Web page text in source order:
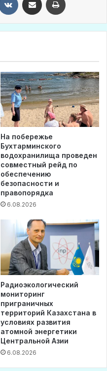
На побережье
Бухтарминского
водохранилища проведен
совместный рейд по
обеспечению
безопасности и
правопорядка
6.08.2026
Радиоэкологический
мониторинг
приграничных
территорий Казахстана в
условиях развития
атомной энергетики
Центральной Азии
6.08.2026